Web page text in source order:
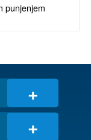
punjenjem
+
+